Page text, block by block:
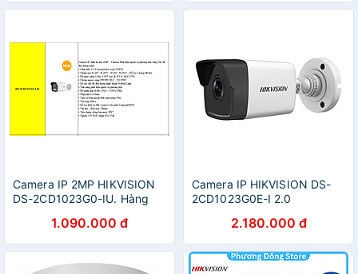
Camera IP 2MP HIKVISION
DS-2CD1023G0-IU. Hàng
1.090.000 đ
Camera IP HIKVISION DS-
2CD1023G0E-I 2.0
2.180.000 đ